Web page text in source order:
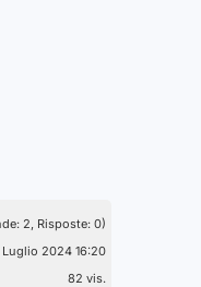
2, Risposte: 0)
Luglio 2024 16:20
82 vis.